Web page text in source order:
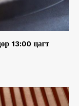
13:00 цагт